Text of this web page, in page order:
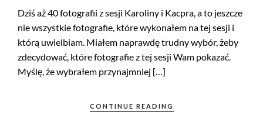
Dziś aż 40 fotografii z sesji Karoliny i Kacpra, a to jeszcze
nie wszystkie fotografie, które wykonałem na tej sesji i
którą uwielbiam. Miałem naprawdę trudny wybór, żeby
zdecydować, które fotografie z tej sesji Wam pokazać.
Myślę, że wybrałem przynajmniej […]
CONTINUE READING